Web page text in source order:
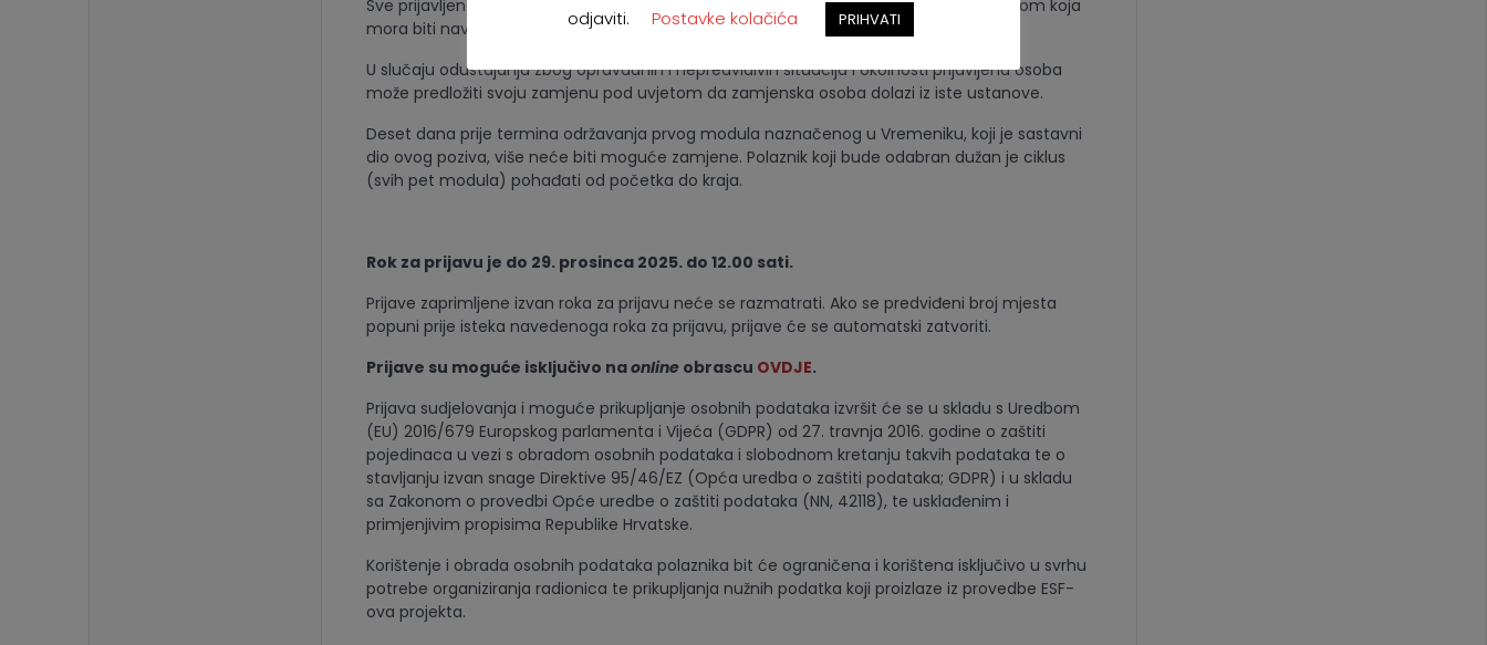
Sve prijavljene osobe bit će obaviještene o ishodu njihove prijave elektroničkom poštom koja
mora biti navedena na prijavnom obrascu.
U slučaju odustajanja zbog opravdanih i nepredvidivih situacija i okolnosti prijavljena osoba
može predložiti svoju zamjenu pod uvjetom da zamjenska osoba dolazi iz iste ustanove.
Deset dana prije termina održavanja prvog modula naznačenog u Vremeniku, koji je sastavni
dio ovog poziva, više neće biti moguće zamjene. Polaznik koji bude odabran dužan je ciklus
(svih pet modula) pohađati od početka do kraja.
Rok za prijavu je do 29. prosinca 2025. do 12.00 sati.
Prijave zaprimljene izvan roka za prijavu neće se razmatrati. Ako se predviđeni broj mjesta
popuni prije isteka navedenoga roka za prijavu, prijave će se automatski zatvoriti.
Prijave su moguće isključivo naonline obrascu OVDJE.
Prijava sudjelovanja i moguće prikupljanje osobnih podataka izvršit će se u skladu s Uredbom
(EU) 2016/679 Europskog parlamenta i Vijeća (GDPR) od 27. travnja 2016. godine o zaštiti
pojedinaca u vezi s obradom osobnih podataka i slobodnom kretanju takvih podataka te o
stavljanju izvan snage Direktive 95/46/EZ (Opća uredba o zaštiti podataka; GDPR) i u skladu
sa Zakonom o provedbi Opće uredbe o zaštiti podataka (NN, 42118), te usklađenim i
primjenjivim propisima Republike Hrvatske.
Korištenje i obrada osobnih podataka polaznika bit će ograničena i korištena isključivo u svrhu
potrebe organiziranja radionica te prikupljanja nužnih podatka koji proizlaze iz provedbe ESF-
ova projekta.
odjaviti.
Postavke kolačića PRIHVATI